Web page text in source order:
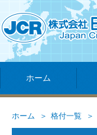
ホーム
ホーム 格付一覧